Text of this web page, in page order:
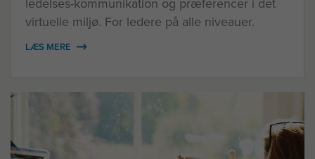
ledelses-kommunikation og præferencer i det
virtuelle miljø. For ledere på alle niveauer.
LÆS MERE